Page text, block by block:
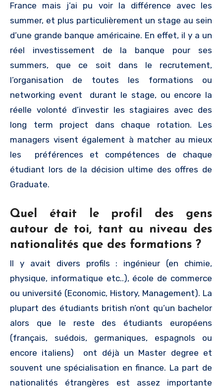
France mais j’ai pu voir la différence avec les
summer, et plus particulièrement un stage au sein
d’une grande banque américaine. En effet, il y a un
réel investissement de la banque pour ses
summers, que ce soit dans le recrutement,
l’organisation de toutes les formations ou
networking event durant le stage, ou encore la
réelle volonté d’investir les stagiaires avec des
long term project dans chaque rotation. Les
managers visent également à matcher au mieux
les préférences et compétences de chaque
étudiant lors de la décision ultime des offres de
Graduate.
Quel était le profil des gens
autour de toi, tant au niveau des
nationalités que des formations ?
Il y avait divers profils : ingénieur (en chimie,
physique, informatique etc..), école de commerce
ou université (Economic, History, Management). La
plupart des étudiants british n’ont qu’un bachelor
alors que le reste des étudiants européens
(français, suédois, germaniques, espagnols ou
encore italiens) ont déjà un Master degree et
souvent une spécialisation en finance. La part de
nationalités étrangères est assez importante